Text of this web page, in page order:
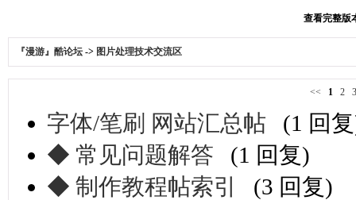
查看完整版
『漫游』酷论坛 -> 图片处理技术交流区
<< 1 2
字体/笔刷 网站汇总帖
(1 回
◆ 常见问题解答
(1 回复)
◆ 制作教程帖索引
(3 回复)